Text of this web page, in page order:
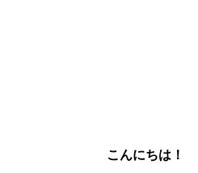
こんにちは！